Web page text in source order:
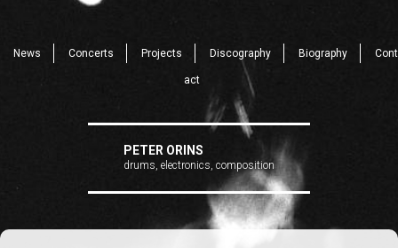
News Concerts Projects Discography Biography Cont
act
PETER ORINS
drums, electronics, composition